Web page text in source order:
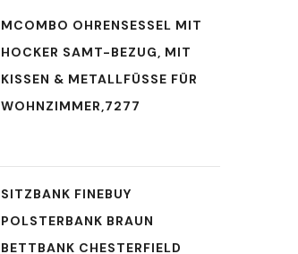
MCOMBO OHRENSESSEL MIT
HOCKER SAMT-BEZUG, MIT
KISSEN & METALLFÜSSE FÜR W
OHNZIMMER,7277
SITZBANK FINEBUY
POLSTERBANK BRAUN
BETTBANK CHESTERFIELD